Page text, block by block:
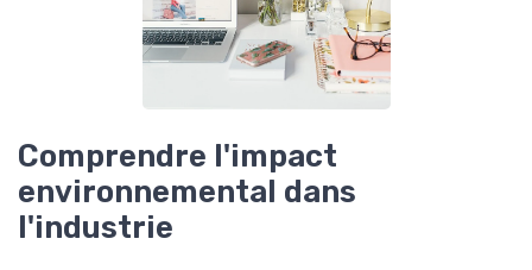
Comprendre l'impact
environnemental dans
l'industrie